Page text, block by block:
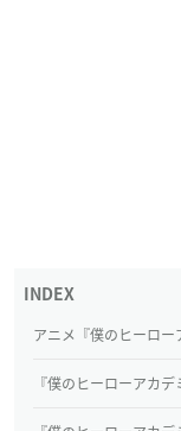
アニメ『僕のヒーロー
『僕のヒーローアカ